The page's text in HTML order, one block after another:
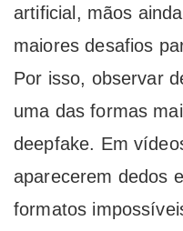
artificial, mãos
maiores desafios
Por isso, observar
uma das formas
deepfake. Em
aparecerem dedos
formatos